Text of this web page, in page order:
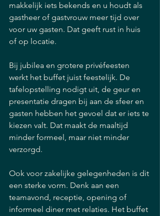
makkelijk iets bekends en u houdt als
gastheer of gastvrouw meer tijd over
voor uw gasten. Dat geeft rust in huis
of op locatie.
Bij jubilea en grotere privéfeesten
werkt het buffet juist feestelijk. De
tafelopstelling nodigt uit, de geur en
presentatie dragen bij aan de sfeer en
gasten hebben het gevoel dat er iets te
kiezen valt. Dat maakt de maaltijd
minder formeel, maar niet minder
verzorgd.
Ook voor zakelijke gelegenheden is dit
een sterke vorm. Denk aan een
teamavond, receptie, opening of
informeel diner met relaties. Het buffet